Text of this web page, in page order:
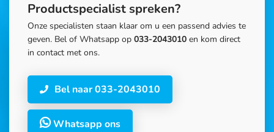
Productspecialist spreken?
Onze specialisten staan klaar om u een passend advies te
geven. Bel of Whatsapp op 033-2043010 en kom direct
in contact met ons.
Bel naar 033-2043010
Whatsapp ons